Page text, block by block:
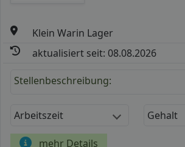
Klein Warin Lager
aktualisiert seit: 08.08.2026
Stellenbeschreibung:
Arbeitszeit Gehalt
mehr Details